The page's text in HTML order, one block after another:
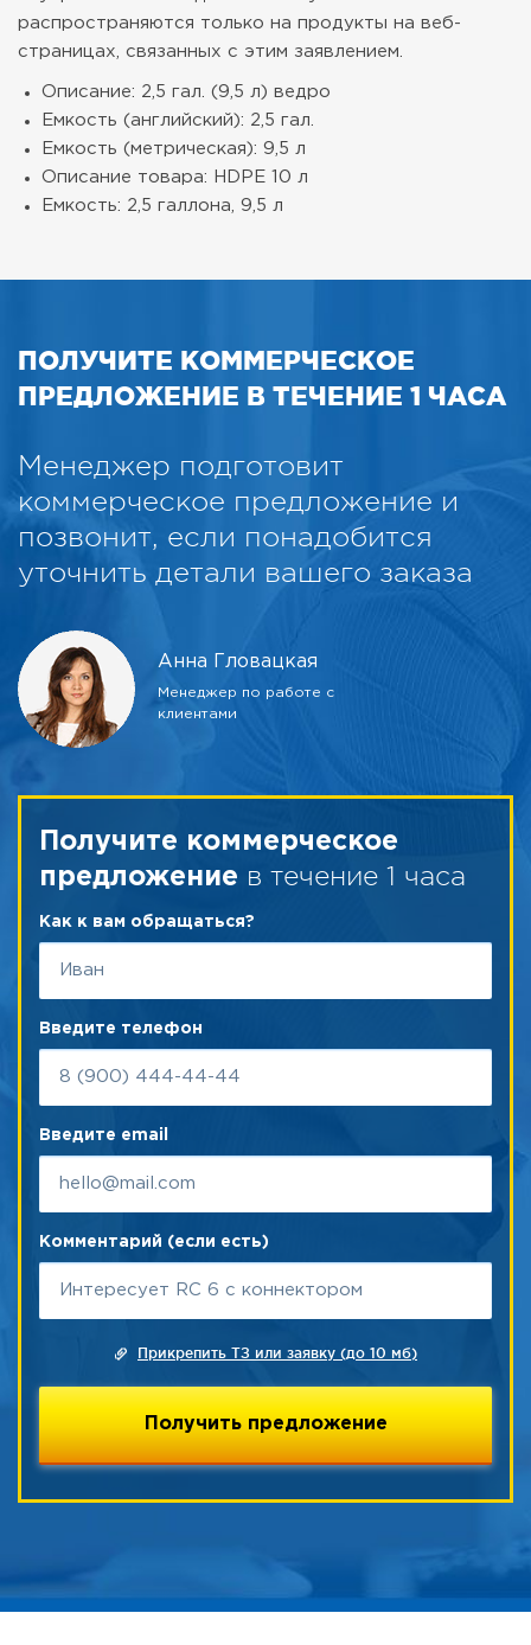
распространяются только на продукты на веб-
страницах, связанных с этим заявлением.
Описание: 2,5 гал. (9,5 л) ведро
Емкость (английский): 2,5 гал.
Емкость (метрическая): 9,5 л
Описание товара: HDPE 10 л
Емкость: 2,5 галлона, 9,5 л
ПОЛУЧИТЕ КОММЕРЧЕСКОЕ
ПРЕДЛОЖЕНИЕ В ТЕЧЕНИЕ 1 ЧАСА
Менеджер подготовит
коммерческое предложение и
позвонит, если понадобится
уточнить детали вашего заказа
Анна Гловацкая
Менеджер по работе с
клиентами
Получите коммерческое
предложение в течение 1 часа
Как к вам обращаться?
Введите телефон
Введите email
Комментарий (если есть)
Прикрепить ТЗ или заявку (до 10 мб)